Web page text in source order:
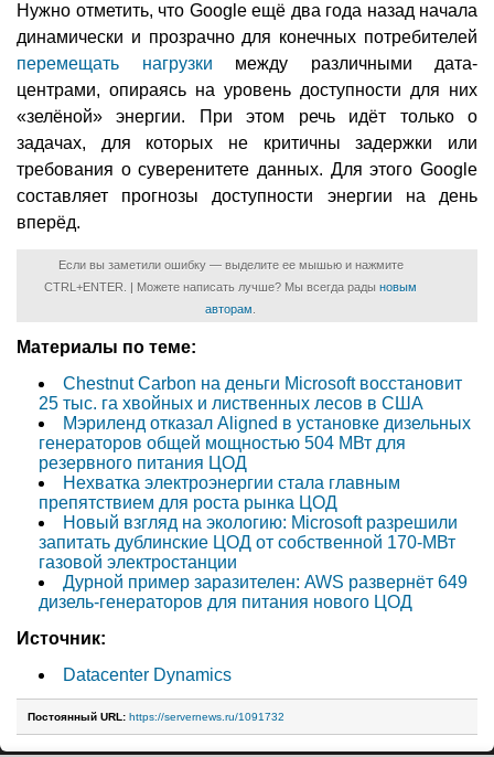
Нужно отметить, что Google ещё два года назад начала
динамически и прозрачно для конечных потребителей
перемещать нагрузки между различными дата-
центрами, опираясь на уровень доступности для них
«зелёной» энергии. При этом речь идёт только о
задачах, для которых не критичны задержки или
требования о суверенитете данных. Для этого Google
составляет прогнозы доступности энергии на день
вперёд.
Если вы заметили ошибку — выделите ее мышью и нажмите
CTRL+ENTER. | Можете написать лучше? Мы всегда рады новым
авторам.
Материалы по теме:
Chestnut Carbon на деньги Microsoft восстановит
25 тыс. га хвойных и лиственных лесов в США
Мэриленд отказал Aligned в установке дизельных
генераторов общей мощностью 504 МВт для
резервного питания ЦОД
Нехватка электроэнергии стала главным
препятствием для роста рынка ЦОД
Новый взгляд на экологию: Microsoft разрешили
запитать дублинские ЦОД от собственной 170-МВт
газовой электростанции
Дурной пример заразителен: AWS развернёт 649
дизель-генераторов для питания нового ЦОД
Источник:
Datacenter Dynamics
Постоянный URL: https://servernews.ru/1091732